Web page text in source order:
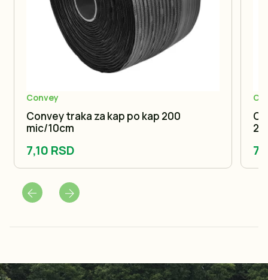
Convey
Convey traka za kap po kap 200
mic/10cm
7,10 RSD